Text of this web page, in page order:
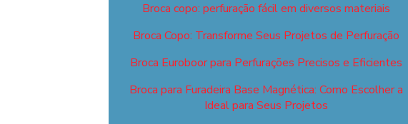
Broca copo: perfuração fácil em diversos materiais
Broca Copo: Transforme Seus Projetos de Perfuração
Broca Euroboor para Perfurações Precisos e Eficientes
Broca para Furadeira Base Magnética: Como Escolher a
Ideal para Seus Projetos